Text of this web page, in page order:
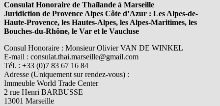
Consulat Honoraire de Thaïlande à Marseille
Juridiction de Provence Alpes Côte d’Azur : Les Alpes-de-
Haute-Provence, les Hautes-Alpes, les Alpes-Maritimes, les
Bouches-du-Rhône, le Var et le Vaucluse
Consul Honoraire : Monsieur Olivier VAN DE WINKEL
E-mail : consulat.thai.marseille@gmail.com
Tél. : +33 (0)7 83 67 16 84
Adresse (Uniquement sur rendez-vous) :
Immeuble World Trade Center
2 rue Henri BARBUSSE
13001 Marseille